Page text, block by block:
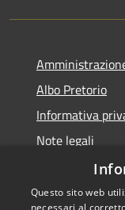
Albo Pretorio
Informativa
Note legali
Dichiarazione
Questo sito web
necessari al